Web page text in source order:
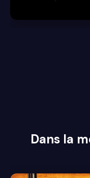
Dans la